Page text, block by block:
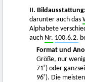
II. Bildausstattung:
darunter auch das
Alphabete
auch Nr. 100.6.2.
Format und
Größe, nur
71r) oder
96r). Die